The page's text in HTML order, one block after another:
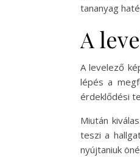
tananyag
A
A levelező
lépés a
érdeklődési
Miután
teszi a
nyújtaniuk